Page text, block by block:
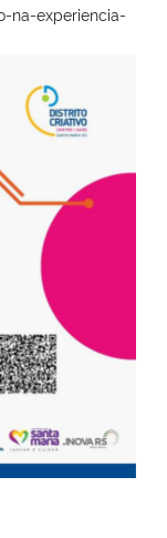
na-experiencia-